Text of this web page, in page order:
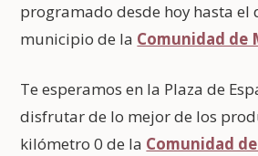
programado desde hoy hasta el
municipio de la Comunidad de
Te esperamos en la Plaza de
disfrutar de lo mejor de los
kilómetro 0 de la Comunidad